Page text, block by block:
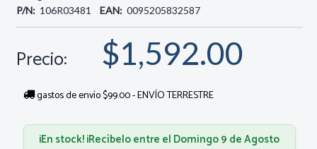
P/N: 106R03481 EAN: 0095205832587
Precio: $1,592.00
gastos de envío $99.00 - ENVÍO TERRESTRE
¡En stock! ¡Recíbelo entre el Domingo 9 de Agosto